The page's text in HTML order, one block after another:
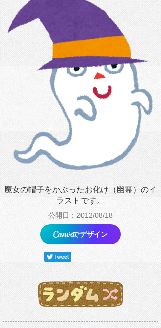
魔女の帽子をかぶったお化け（幽霊）のイ
ラストです。
公開日：2012/08/18
でデザイン